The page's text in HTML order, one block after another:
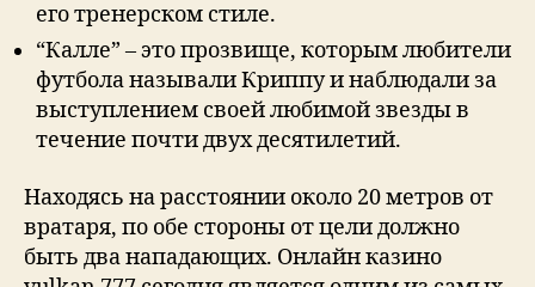
его тренерском стиле.
“Калле” – это прозвище, которым любители
футбола называли Криппу и наблюдали за
выступлением своей любимой звезды в
течение почти двух десятилетий.
Находясь на расстоянии около 20 метров от
вратаря, по обе стороны от цели должно
быть два нападающих. Онлайн казино